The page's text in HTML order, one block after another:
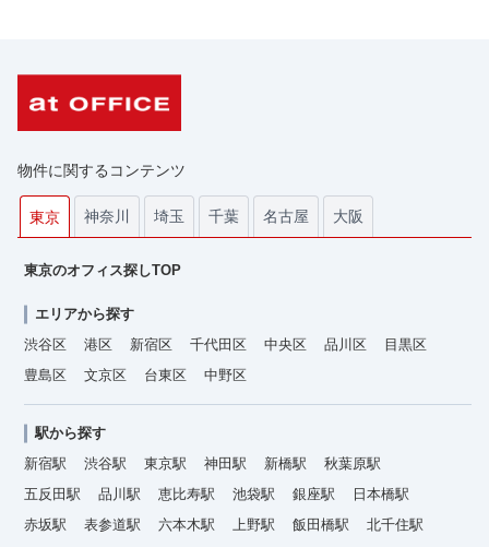
物件に関するコンテンツ
東京 神奈川 埼玉 千葉 名古屋 大阪
東京のオフィス探しTOP
エリアから探す
渋谷区
港区 新宿区 千代田区 中央区 品川区
目黒区
豊島区
文京区 台東区 中野区
駅から探す
新宿駅
渋谷駅 東京駅 神田駅 新橋駅
秋葉原駅
五反田駅
品川駅 恵比寿駅 池袋駅 銀座駅
日本橋駅
赤坂駅
表参道駅 六本木駅 上野駅 飯田橋駅
北千住駅